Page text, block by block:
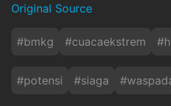
Original Source
#bmkg #cuacaekstrem #
#potensi #siaga #